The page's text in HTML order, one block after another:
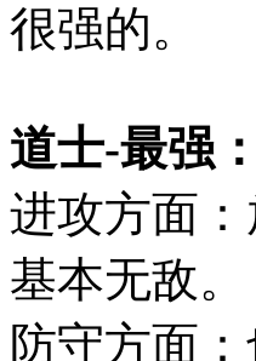
很强的。
道士-最强：
进攻方面
基本无敌。
防守方面